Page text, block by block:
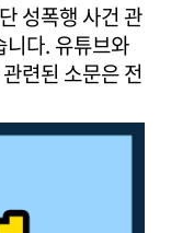
성폭행 사건 관
니다. 유튜브와
련된 소문은 전